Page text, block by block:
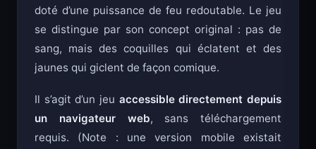
doté d’une puissance de feu redoutable. Le jeu
se distingue par son concept original : pas de
sang, mais des coquilles qui éclatent et des
jaunes qui giclent de façon comique.
Il s’agit d’un jeu accessible directement depuis
un navigateur web, sans téléchargement
requis. (Note : une version mobile existait